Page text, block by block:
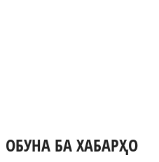
ОБУНА БА ХАБАРҲО